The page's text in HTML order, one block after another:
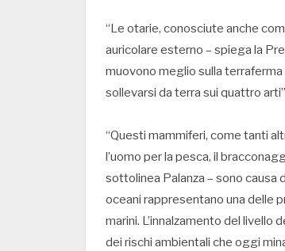
“Le otarie, conosciute anche
auricolare esterno – spiega la
muovono meglio sulla
sollevarsi da terra sui quattro
“Questi mammiferi, come tanti
l’uomo per la pesca, il
sottolinea Palanza – sono causa
oceani rappresentano una delle
marini. L’innalzamento del
dei rischi ambientali che oggi